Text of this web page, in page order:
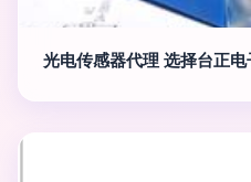
光电传感器代理 选择台正